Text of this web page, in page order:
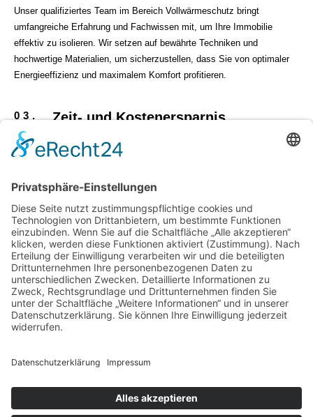
Unser qualifiziertes Team im Bereich Vollwärmeschutz bringt
umfangreiche Erfahrung und Fachwissen mit, um Ihre Immobilie
effektiv zu isolieren. Wir setzen auf bewährte Techniken und
hochwertige Materialien, um sicherzustellen, dass Sie von optimaler
Energieeffizienz und maximalem Komfort profitieren.
03. Zeit- und Kostenersparnis
Unsere effiziente Arbeitsweise und unser professionelles Equipment
Vollwärmeschutzes. So profitieren Sie von einem reibungslosen Ablauf
und reduzierten Kosten, da wir Materialien kostengünstig beschaffen
und den gesamten Prozess effizient steuern.
04. Stressfreie Erfahrung
Beauftragen Sie uns mit Ihrem Vollwärmeschutzprojekt und genießen
Sie einen reibungslosen Ablauf. Wir übernehmen die gesamte
Koordination, analysieren präzise die Wärmesituation, bereiten die
Fassade fachgerecht vor und kümmern uns um die abschließende
Immobilie konzentrieren, während wir uns um die Details kümmern.